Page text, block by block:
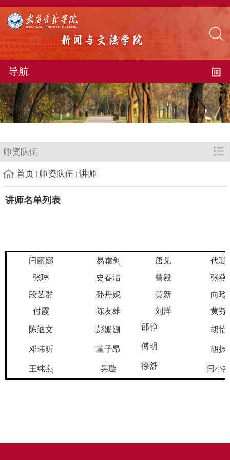
导航
师资队伍
首页 师资队伍 讲师
讲师名单列表
闫丽娜 易霜剑 唐见
代珊
张琳
史春洁 曾毅
张燕
段艺群
孙丹妮 黄新
向玲
付霞
陈友雄 刘洋 黄芬
陈迪文 彭姗姗 邵静 胡怡
邓玮昕 董子昂 傅明 胡振
王纯燕 吴璇 徐舒 闫小